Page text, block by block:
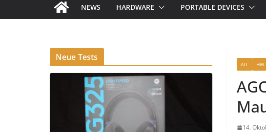
NEWS HARDWARE PORTABLE DEVICES
ALL
14.
Neue Tests